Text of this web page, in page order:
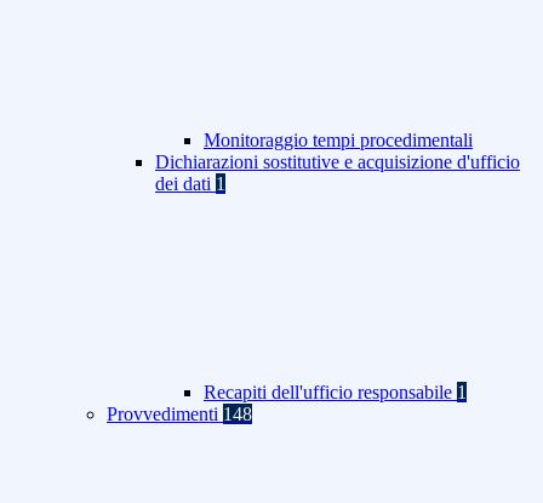
Monitoraggio tempi procedimentali
Dichiarazioni sostitutive e acquisizione d'ufficio
dei dati 1
Recapiti dell'ufficio responsabile 1
Provvedimenti 148